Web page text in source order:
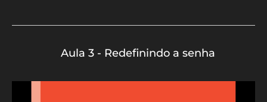
Aula 3 - Redefinindo a senha